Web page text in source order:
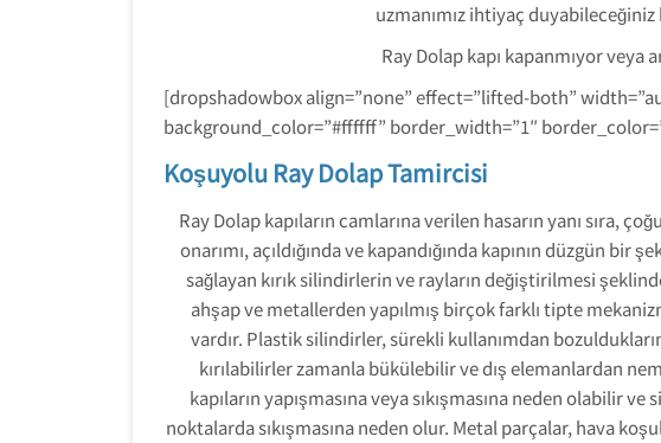
uzmanımız ihtiyaç
Ray Dolap kapı kapanmıyor veya
[dropshadowbox align=”none” effect=”lifted-both”
background_color=”#ffffff” border_width=”1″
Koşuyolu Ray Dolap Tamircisi
Ray Dolap kapıların camlarına verilen hasarın yanı sıra,
onarımı, açıldığında ve kapandığında kapının düzgün bir
sağlayan kırık silindirlerin ve rayların değiştirilmesi
ahşap ve metallerden yapılmış birçok farklı tipte
vardır. Plastik silindirler, sürekli kullanımdan
kırılabilirler zamanla bükülebilir ve dış elemanlardan
kapıların yapışmasına veya sıkışmasına neden olabilir
noktalarda sıkışmasına neden olur. Metal parçalar, hava